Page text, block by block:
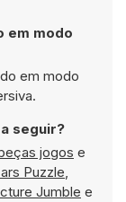
em modo
em modo
seguir?
jogos e
Puzzle,
Jumble e